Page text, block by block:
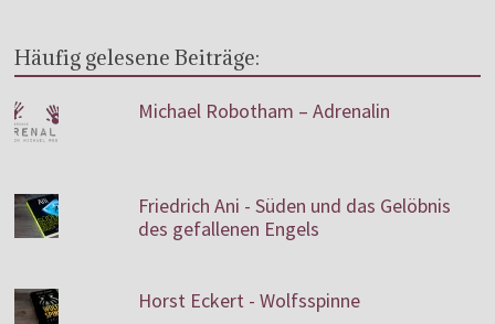
Häufig gelesene Beiträge:
Michael Robotham – Adrenalin
Friedrich Ani - Süden und das Gelöbnis
des gefallenen Engels
Horst Eckert - Wolfsspinne